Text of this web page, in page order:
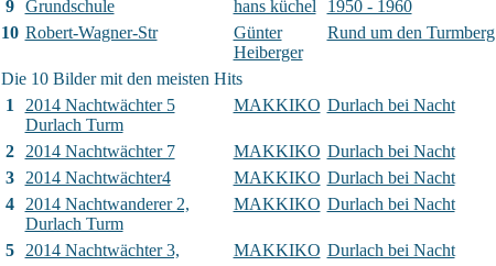
9 Grundschule hans küchel 1950 - 1960
10 Robert-Wagner-Str
Günter
Heiberger
Rund um den Turmberg
Die 10 Bilder mit den meisten Hits
1
2014 Nachtwächter 5
Durlach Turm
MAKKIKO Durlach bei Nacht
2 2014 Nachtwächter 7 MAKKIKO Durlach bei Nacht
3
2014 Nachtwächter4 MAKKIKO Durlach bei Nacht
4
2014 Nachtwanderer 2,
Durlach Turm
MAKKIKO Durlach bei Nacht
5 2014 Nachtwächter 3, MAKKIKO Durlach bei Nacht